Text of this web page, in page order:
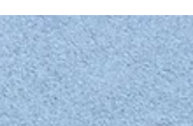
Bundesgerichtshof (BGH) mit der Frage zu befassen,
wie bei einem Verkehrsunfall die ggf. trotz...